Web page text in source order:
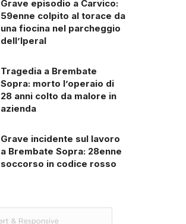
Grave episodio a Carvico:
59enne colpito al torace da
una fiocina nel parcheggio
dell’Iperal
Tragedia a Brembate
Sopra: morto l’operaio di
28 anni colto da malore in
azienda
Grave incidente sul lavoro
a Brembate Sopra: 28enne
soccorso in codice rosso